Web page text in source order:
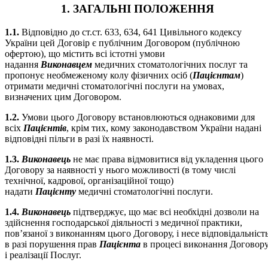
1. ЗАГАЛЬНІ ПОЛОЖЕННЯ
1.1. Відповідно до ст.ст. 633, 634, 641 Цивільного кодексу
України цей Договір є публічним Договором (публічною
офертою), що містить всі істотні умови
надання Виконавцем медичних стоматологічних послуг та
пропонує необмеженому колу фізичних осіб (Пацієнтам)
отримати медичні стоматологічні послуги на умовах,
визначених цим Договором.
1.2. Умови цього Договору встановлюються однаковими для
всіх Пацієнтів, крім тих, кому законодавством України надані
відповідні пільги в разі їх наявності.
1.3. Виконавець не має права відмовитися від укладення цього
Договору за наявності у нього можливості (в тому числі
технічної, кадрової, організаційної тощо)
надати Пацієнту медичні стоматологічні послуги.
1.4. Виконавець підтверджує, що має всі необхідні дозволи на
здійснення господарської діяльності з медичної практики,
пов’язаної з виконанням цього Договору, і несе
в разі порушення прав Пацієнта в процесі виконання
і реалізації Послуг.